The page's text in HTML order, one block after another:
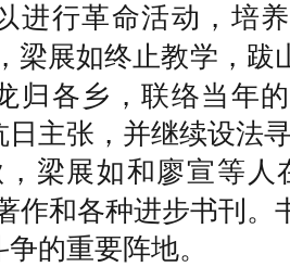
进行革命活动，培
梁展如终止教学，跋
归各乡，联络当年
主张，并继续设法
梁展如和廖宣等人
作和各种进步书刊。
的重要阵地。